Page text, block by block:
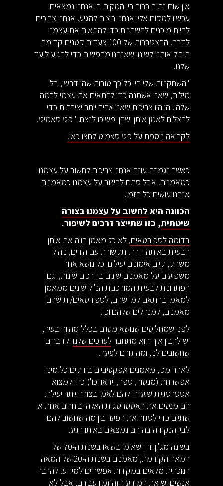
אין שום נתיב ברור בין המקום בו אנחנו נמצאים
עכשיו למקום אליו אנחנו רוצים להגיע. אנחנו צריכים
להיות מוכנים להשתנות כדי להתאים את עצמנו
לדרך. ההצטברות של 100 צעדים קטנים קדימה
תוביל אותנו לשינוי שאנחנו מחפשים כדי להגיע ליעד
שלנו.
"השחקניות שלי היו כל כך טובות שהן דרשו, בלי
מילים, שאני אשתנה כדי להתאים את עצמי לרמה
שלהן. הן היו צריכות שאני אהיה יותר יצירתית כדי
להצליח לאמן אותן ושהן ימשיכו לנצח." פט סאמיט.
לקריאה נוספת על פט סאמיט לחצו כאן.
כאשר נגמרת עונה אנחנו צריכים לחשוב על עצמנו
כמאמנים. אבל סתם לחשוב על עצמנו כמאמנים
אנחנו עושים כל הזמן.
הכוונה היא לחשוב על עצמנו בצורה
שיטתית, כזו שתייצר דרכים לשיפור.
בדומה לספורטאים, לא כל מאמן חווה את אותן
הבעיות באותה דרך. תקשורת עם הורים, ניהול
משחק, קיום אימונים יעילים וכל נושא אחר
משפיעים על מאמנים שונים בדרכים שונות, וגם
הפתרונות לבעיות המורכבות הנ"ל שונים ממאמן
למאמן בהתאם למי שהם, לספורטאים/ות שהם
מאמנים, למנהלים שלהם וכו'.
לפני שמחליטים שנושא מסוים בכלל מהווה בעיה,
יש להבין איך הוא מתחברלערכים שלנו ולדברים
שחשובים לנו, ומה גורם לפער.
לאחר מכן, מאמנים אפקטיביים בודקים כל מיני
אפשרויות (מנטור, ספר, וידאו וכו') כדי למצוא
אסטרטגיות שיעזרו להם לאמן בצורה יותר יעילה.
הם מנסים את האסטרטגיות האלה ובוחרים אחת או
שתיים כדי לסגור את הפער בין מה שחשוב להם
לבין הנקודה בה הם נמצאים באותו רגע.
בשונה מג'ון וודן שאימן בשיאו בשנות ה-70 של
המאה הקודמת, מאמנים בשנות ה-20 של המאה
הנוכחית מלאים במקורות אפשריים למידע. להרבה
אנשים יש את המידע הזה זמין עבורם, אבל לא